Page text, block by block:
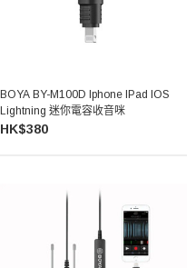
BOYA BY-M100D Iphone IPad IOS
Lightning 迷你電容收音咪
HK$380